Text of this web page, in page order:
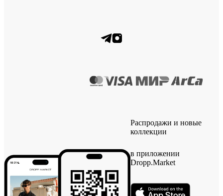
Распродажи и новые
коллекции
в приложении
Dropp.Market